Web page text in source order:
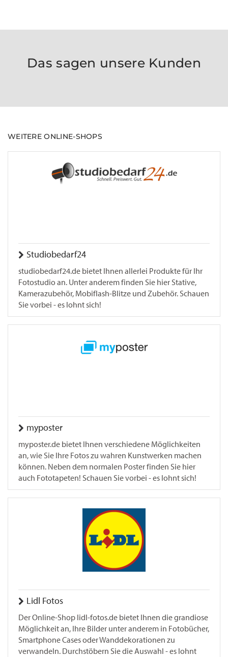
Das sagen unsere Kunden
WEITERE ONLINE-SHOPS
Studiobedarf24
studiobedarf24.de bietet Ihnen allerlei Produkte für Ihr
Fotostudio an. Unter anderem finden Sie hier Stative,
Kamerazubehör, Mobiflash-Blitze und Zubehör. Schauen
Sie vorbei - es lohnt sich!
myposter
myposter.de bietet Ihnen verschiedene Möglichkeiten
an, wie Sie Ihre Fotos zu wahren Kunstwerken machen
können. Neben dem normalen Poster finden Sie hier
auch Fototapeten! Schauen Sie vorbei - es lohnt sich!
Lidl Fotos
Der Online-Shop lidl-fotos.de bietet Ihnen die grandiose
Möglichkeit an, Ihre Bilder unter anderem in Fotobücher,
Smartphone Cases oder Wanddekorationen zu
verwandeln. Durchstöbern Sie die Auswahl - es lohnt